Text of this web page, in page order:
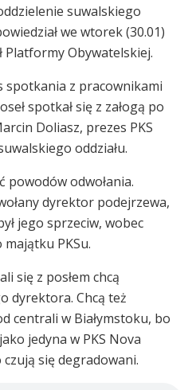
suwalskiego
we wtorek (30.01)
Platformy Obywatelskiej.
spotkania z pracownikami
spotkał się z załogą po
Doliasz, prezes PKS
oddziału.
powodów odwołania.
dyrektor podejrzewa,
jego sprzeciw, wobec
PKSu.
się z posłem chcą
dyrektora. Chcą też
centrali w Białymstoku, bo
jedyna w PKS Nova
się degradowani.